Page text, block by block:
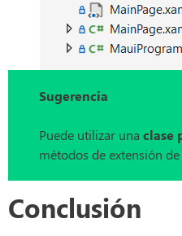
Sugerencia
Puede utilizar una clase
métodos de extensión
Conclusión